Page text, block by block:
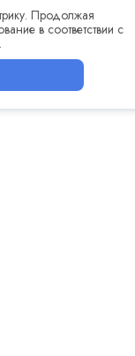
Продолжая
в соответствии с
.